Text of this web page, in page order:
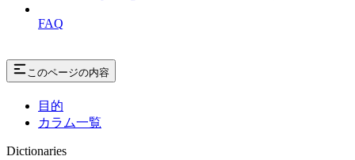
FAQ
このページの内容
目的
カラム一覧
Dictionaries